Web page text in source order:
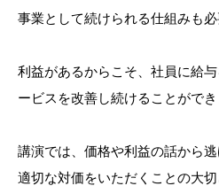
事業として続けられる仕組みも必
利益があるからこそ、社員に給
ービスを改善し続けることができ
講演では、価格や利益の話から
適切な対価をいただくことの大切